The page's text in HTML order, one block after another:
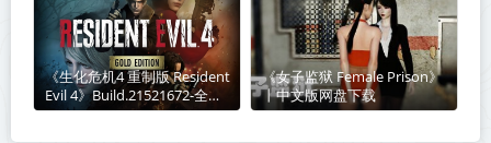
《生化危机4 重制版 Resident
Evil 4》Build.21521672-全
DLC+新增艾达王DLC丨中文
《女子监狱 Female Prison》
丨中文版网盘下载